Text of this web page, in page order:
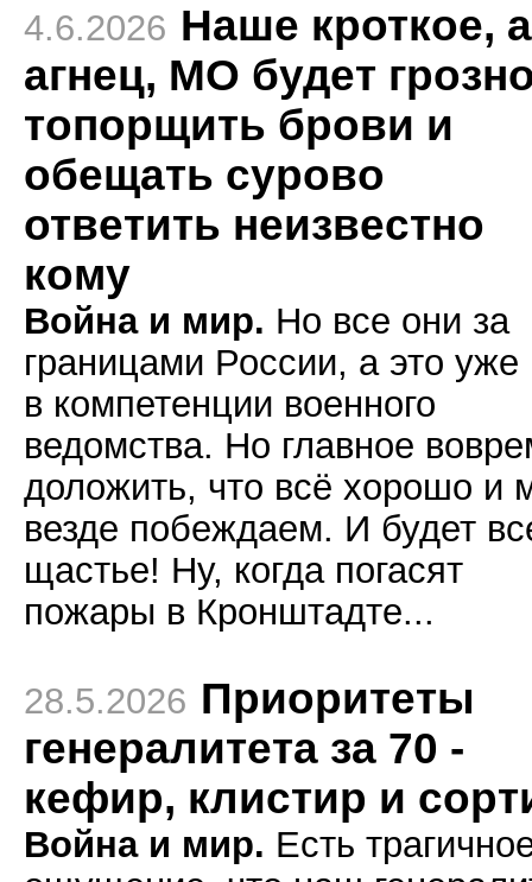
4.6.2026 Наше кроткое,
агнец, МО будет
топорщить брови и
обещать сурово
ответить неизвестно
кому
Война и мир. Но все они за
границами России, а это уже
в компетенции военного
ведомства. Но главное
доложить, что всё хорошо и
везде побеждаем. И будет
щастье! Ну, когда погасят
пожары в Кронштадте...
28.5.2026 Приоритеты
генералитета за 70 -
кефир, клистир и
Война и мир. Есть